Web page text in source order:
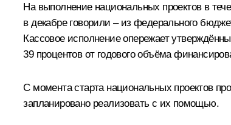
На выполнение национальных проектов в
в декабре говорили – из федерального
Кассовое исполнение опережает
39 процентов от годового объёма
С момента старта национальных проектов
запланировано реализовать с их помощью.